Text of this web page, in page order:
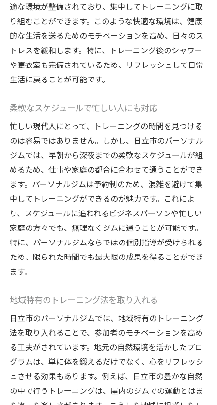
パーソナルジムを利用することで得られる生活
の充実感
新しい自分に出会う喜び
日常に活力をもたらすトレーニング
健康的な生活で得られる心の平和
プライベート時間を充実させる影響
健康維持が人生の質を高める
茨城県日立市の地域性を活かしたパーソナルジ
ムの魅力
地元の自然を活かしたアウトドアプログラ
ム
地域特有の食材を活用した栄養指導
地元住民との交流を深めるジム活動
地域イベントとの連携で目標達成を支援
地方都市ならではのアットホームな雰囲気
果
パーソナルコーチングでライフスタイルを
改革
モチベーションを維持するためのメンタル
サポート
自分のペースで進めるトレーニングの利点
目標達成までの道のりを共有する安心感
適な環境が整備されており、集中してトレーニングに取
り組むことができます。このような快適な環境は、健康
的な生活を送るためのモチベーションを高め、日々のス
トレスを緩和します。特に、トレーニング後のシャワー
や更衣室も完備されているため、リフレッシュして日常
生活に戻ることが可能です。
柔軟なスケジュールで忙しい人にも対応
忙しい現代人にとって、トレーニングの時間を見つける
のは容易ではありません。しかし、日立市のパーソナル
ジムでは、早朝から深夜までの柔軟なスケジュールが組
めるため、仕事や家庭の都合に合わせて通うことができ
ます。パーソナルジムは予約制のため、混雑を避けて集
中してトレーニングができるのが魅力です。これによ
り、スケジュールに追われるビジネスパーソンや忙しい
家庭の方々でも、無理なくジムに通うことが可能です。
特に、パーソナルジムならではの個別指導が受けられる
ため、限られた時間でも最大限の成果を得ることができ
ます。
地域特有のトレーニング法を取り入れる
日立市のパーソナルジムでは、地域特有のトレーニング
法を取り入れることで、参加者のモチベーションを高め
る工夫がされています。地元の自然環境を活かしたプロ
グラムは、単に体を鍛えるだけでなく、心をリフレッシ
ュさせる効果もあります。例えば、日立市の豊かな自然
の中で行うトレーニングは、屋内のジムでの運動とはま